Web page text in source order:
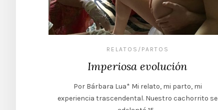
RELATOS/PARTOS
Imperiosa evolución
Por Bárbara Lua* Mi relato, mi parto, mi
experiencia trascendental. Nuestro cachorrito se